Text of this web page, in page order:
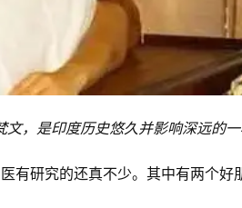
，是印度历史悠久并影响深远的
有研究的还真不少。其中有两个好